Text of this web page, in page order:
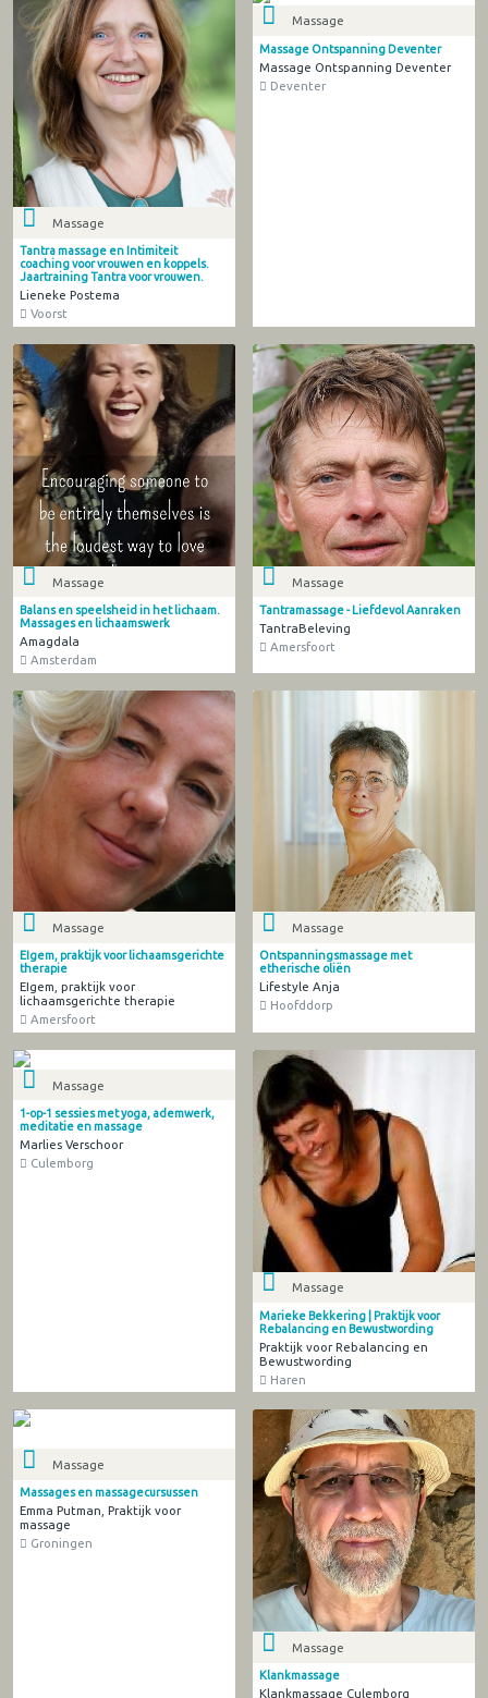
Massage
Tantra massage en Intimiteit
coaching voor vrouwen en koppels.
Jaartraining Tantra voor vrouwen.
Lieneke Postema
Voorst
Massage
Massage Ontspanning Deventer
Massage Ontspanning Deventer
Deventer
Massage
Balans en speelsheid in het lichaam.
Massages en lichaamswerk
Amagdala
Amsterdam
Massage
Tantramassage - Liefdevol Aanraken
TantraBeleving
Amersfoort
Massage
EIgem, praktijk voor lichaamsgerichte
therapie
EIgem, praktijk voor
lichaamsgerichte therapie
Amersfoort
Massage
Ontspanningsmassage met
etherische oliën
Lifestyle Anja
Hoofddorp
Massage
1-op-1 sessies met yoga, ademwerk,
meditatie en massage
Marlies Verschoor
Culemborg
Massage
Marieke Bekkering | Praktijk voor
Rebalancing en Bewustwording
Praktijk voor Rebalancing en
Bewustwording
Haren
Massage
Massages en massagecursussen
Emma Putman, Praktijk voor
massage
Groningen
Massage
Klankmassage
Klankmassage Culemborg